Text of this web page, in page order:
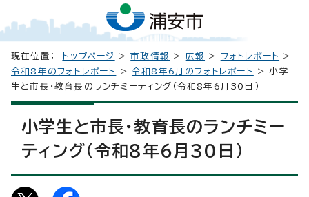
現在位置： トップページ >市政情報 > 広報 > フォトレポート
>
令和8年のフォトレポート
>令和8年6月のフォトレポート
> 小学
生と市長・教育長のランチミーティング（令和8年6月30日）
小学生と市長・教育長のランチミー
ティング（令和8年6月30日）